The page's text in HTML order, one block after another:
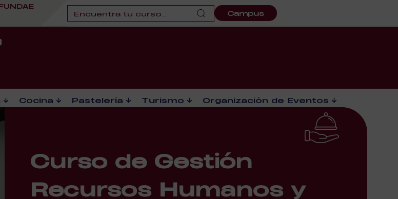
Campus
Cocina Pastelería Turismo Organización de Eventos
Curso de Gestión
Recursos Humanos y